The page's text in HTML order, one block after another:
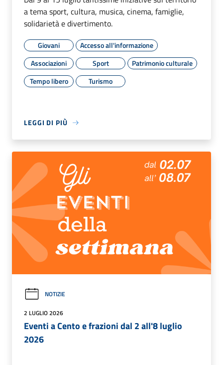
a tema sport, cultura, musica, cinema, famiglie,
solidarietà e divertimento.
Giovani
Accesso all'informazione
Associazioni
Sport
Patrimonio culturale
Tempo libero
Turismo
LEGGI DI PIÙ
NOTIZIE
2 LUGLIO 2026
Eventi a Cento e frazioni dal 2 all'8 luglio
2026